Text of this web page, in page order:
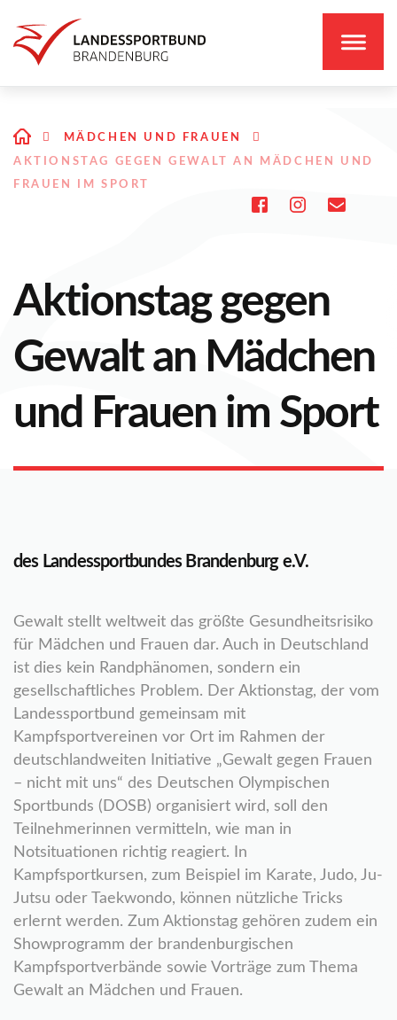
MÄDCHEN UND FRAUEN
AKTIONSTAG GEGEN GEWALT AN MÄDCHEN UND
FRAUEN IM SPORT
Aktionstag gegen
Gewalt an Mädchen
und Frauen im Sport
des Landessportbundes Brandenburg e.V.
Gewalt stellt weltweit das größte Gesundheitsrisiko
für Mädchen und Frauen dar. Auch in Deutschland
ist dies kein Randphänomen, sondern ein
gesellschaftliches Problem. Der Aktionstag, der vom
Landessportbund gemeinsam mit
Kampfsportvereinen vor Ort im Rahmen der
deutschlandweiten Initiative „Gewalt gegen Frauen
– nicht mit uns“ des Deutschen Olympischen
Sportbunds (DOSB) organisiert wird, soll den
Teilnehmerinnen vermitteln, wie man in
Notsituationen richtig reagiert. In
Kampfsportkursen, zum Beispiel im Karate, Judo, Ju-
Jutsu oder Taekwondo, können nützliche Tricks
erlernt werden. Zum Aktionstag gehören zudem ein
Showprogramm der brandenburgischen
Kampfsportverbände sowie Vorträge zum Thema
Gewalt an Mädchen und Frauen.